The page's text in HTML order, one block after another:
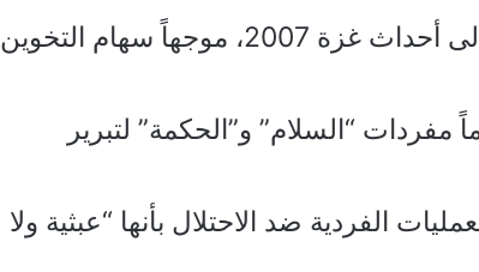
أفتى بتحريم “الانقلاب” على السلطة في إشارة إلى أحداث غزة 2007، موجهاً سهام التخوين
“السلام” و”الحكمة” لتبرير
القدس (2015) ووصف العمليات الفردية ضد الاحتلال بأنها “عبثية ولا